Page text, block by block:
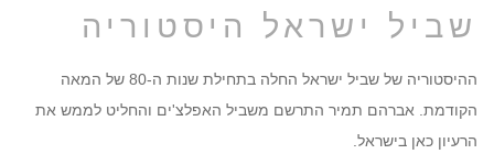
שביל ישראל היסטוריה
ההיסטוריה של שביל ישראל החלה בתחילת שנות ה-80 של המאה
הקודמת. אברהם תמיר התרשם משביל האפלצ'ים והחליט לממש את
הרעיון כאן בישראל.